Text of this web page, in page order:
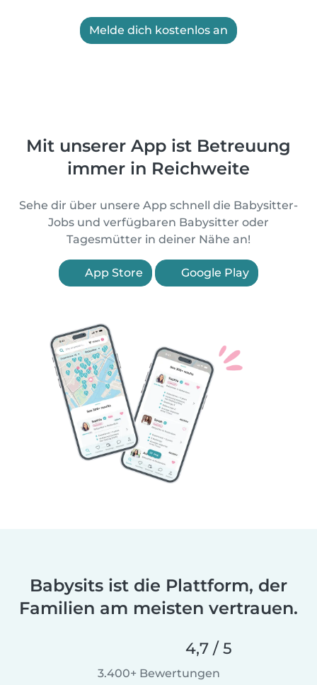
Melde dich kostenlos an
Mit unserer App ist Betreuung
immer in Reichweite
Sehe dir über unsere App schnell die Babysitter-
Jobs und verfügbaren Babysitter oder
Tagesmütter in deiner Nähe an!
App Store Google Play
Babysits ist die Plattform, der
Familien am meisten vertrauen.
4,7 / 5
3.400+ Bewertungen